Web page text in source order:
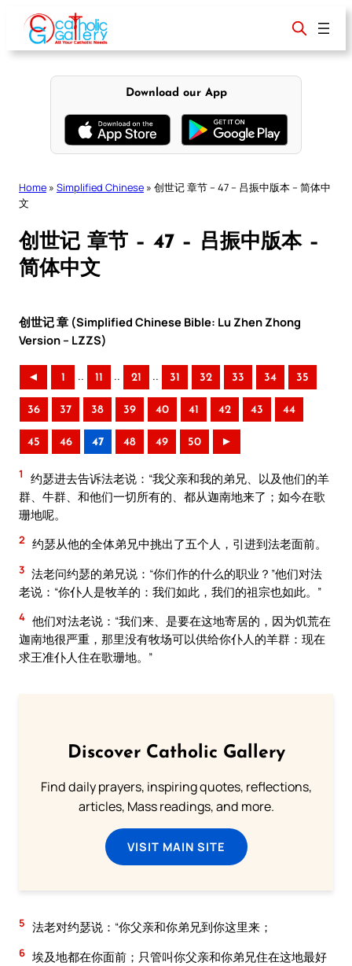
content
Download our App
Home » Simplified Chinese » 创世记 章节 – 47 – 吕振中版本 – 简体中
文
创世记 章节 – 47 – 吕振中版本 –
简体中文
创世记 章 (Simplified Chinese Bible: Lu Zhen Zhong
Version – LZZS)
◄ 1 .. 11 .. 21 .. 31 32 33 34 35
36 37 38 39 40 41 42 43 44
45 46 47 48 49 50 ►
1
约瑟进去告诉法老说：“我父亲和我的弟兄、以及他们的羊
群、牛群、和他们一切所有的、都从迦南地来了；如今在歌
珊地呢。
2 约瑟从他的全体弟兄中挑出了五个人，引进到法老面前。
3 法老问约瑟的弟兄说：“你们作的什么的职业？”他们对法
老说：“你仆人是牧羊的：我们如此，我们的祖宗也如此。”
4 他们对法老说：“我们来、是要在这地寄居的，因为饥荒在
迦南地很严重，那里没有牧场可以供给你仆人的羊群：现在
求王准仆人住在歌珊地。”
Discover Catholic Gallery
Find daily prayers, inspiring quotes, reflections,
articles, Mass readings, and more.
VISIT MAIN SITE
5 法老对约瑟说：“你父亲和你弟兄到你这里来；
6 埃及地都在你面前；只管叫你父亲和你弟兄住在这地最好